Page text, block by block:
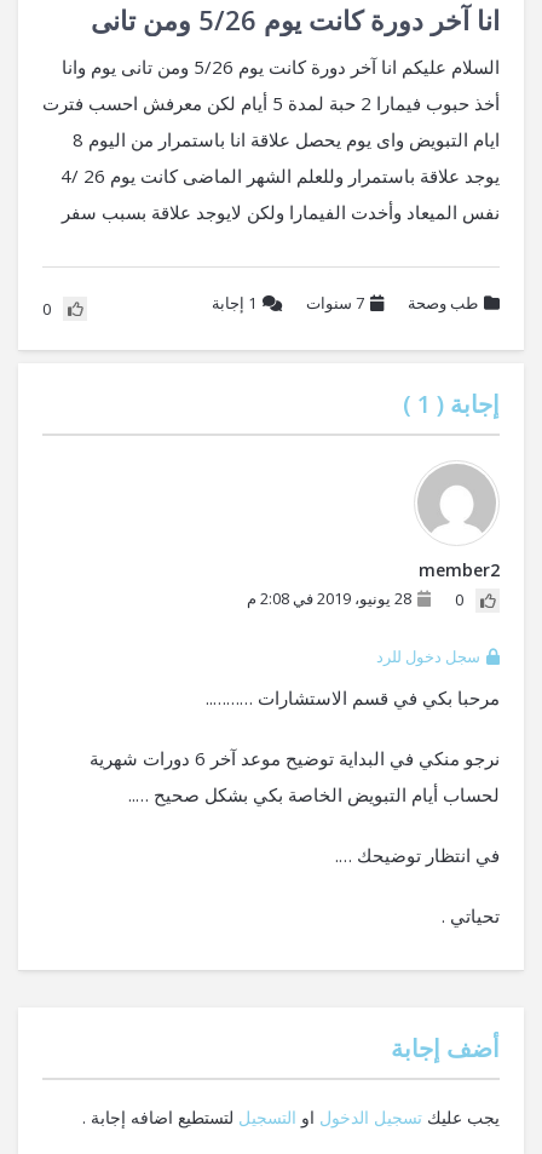
انا آخر دورة كانت يوم 5/26 ومن تانى
السلام عليكم انا آخر دورة كانت يوم 5/26 ومن تانى يوم وانا
أخذ حبوب فيمارا 2 حبة لمدة 5 أيام لكن معرفش احسب فترت
ايام التبويض واى يوم يحصل علاقة انا باستمرار من اليوم 8
يوجد علاقة باستمرار وللعلم الشهر الماضى كانت يوم 26 /4
نفس الميعاد وأخدت الفيمارا ولكن لايوجد علاقة بسبب سفر
طب وصحة 7 سنوات 1 إجابة 0
إجابة ( 1
)
member2
0 28 يونيو، 2019 في 2:08 م
سجل دخول للرد
مرحبا بكي في قسم الاستشارات ………..
نرجو منكي في البداية توضيح موعد آخر 6 دورات شهرية
لحساب أيام التبويض الخاصة بكي بشكل صحيح …..
في انتظار توضيحك ….
تحياتي .
‫أضف إجابة
يجب عليك تسجيل الدخول او التسجيل لتستطيع اضافه إجابة .